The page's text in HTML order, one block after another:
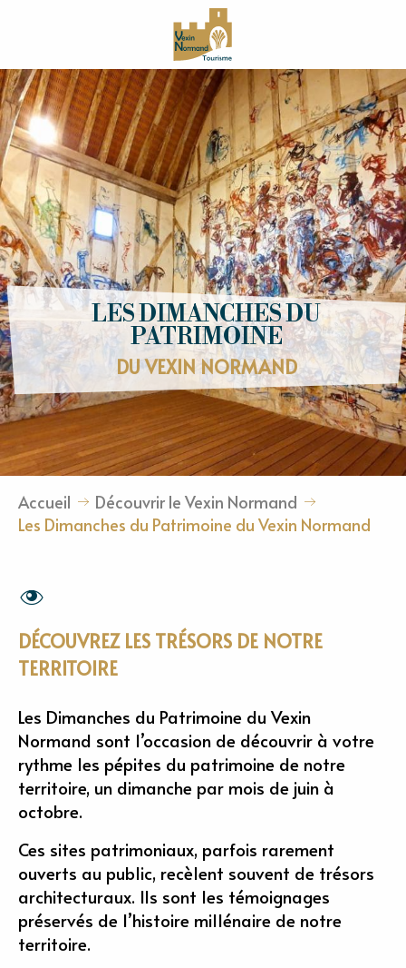
principal
LES DIMANCHES DU
PATRIMOINE
DU VEXIN NORMAND
Accueil
Découvrir le Vexin Normand
Les Dimanches du Patrimoine du Vexin Normand
DÉCOUVREZ LES TRÉSORS DE NOTRE
TERRITOIRE
Les Dimanches du Patrimoine du Vexin
Normand sont l’occasion de découvrir à votre
rythme les pépites du patrimoine de notre
territoire, un dimanche par mois de juin à
octobre.
Ces sites patrimoniaux, parfois rarement
ouverts au public, recèlent souvent de trésors
architecturaux. Ils sont les témoignages
préservés de l’histoire millénaire de notre
territoire.